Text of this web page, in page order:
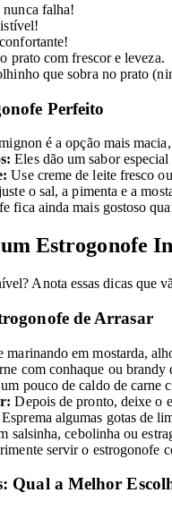
nunca falha!
prato com frescor e leveza.
que sobra no prato
Perfeito
é a opção mais
Eles dão um sabor
Use creme de leite fresco
o sal, a pimenta e a
fica ainda mais gostoso
Estrogonofe
Anota essas dicas que
de Arrasar
marinando em mostarda,
com conhaque ou
pouco de caldo de carne
Depois de pronto, deixe o
Esprema algumas gotas de
salsinha, cebolinha ou
servir o estrogonofe
Qual a Melhor